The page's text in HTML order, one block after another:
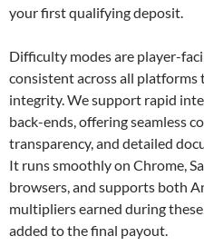
your first qualifying deposit.
Difficulty modes are player-
consistent across all platforms
integrity. We support rapid
back-ends, offering seamless
transparency, and detailed
It runs smoothly on Chrome,
browsers, and supports both
multipliers earned during
added to the final payout.